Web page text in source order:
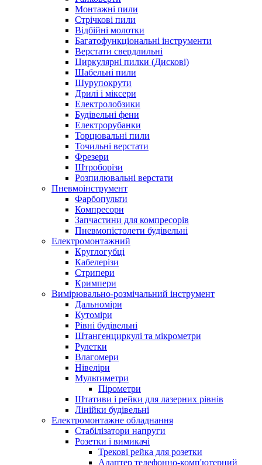
Монтажні пили
Стрічкові пили
Відбійні молотки
Багатофункціональні інструменти
Верстати свердлильні
Циркулярні пилки (Дискові)
Шабельні пили
Шурупокрути
Дрилі і міксери
Електролобзики
Будівельні фени
Електрорубанки
Торцювальні пили
Точильні верстати
Фрезери
Штроборізи
Розпилювальні верстати
Пневмоінструмент
Фарбопульти
Компресори
Запчастини для компресорів
Пневмопістолети будівельні
Електромонтажний
Круглогубці
Кабелерізи
Стрипери
Кримпери
Вимірювально-розмічальний інструмент
Дальноміри
Кутоміри
Рівні будівельні
Штангенциркулі та мікрометри
Рулетки
Влагомери
Нівеліри
Мультиметри
Пірометри
Штативи і рейки для лазерних рівнів
Лінійки будівельні
Електромонтажне обладнання
Стабілізатори напруги
Розетки і вимикачі
Трекові рейка для розетки
Адаптер телефонно-комп'ютерний